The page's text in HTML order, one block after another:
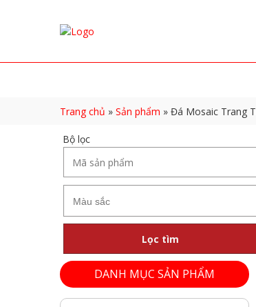
Trang chủ » Sản phẩm » Đá Mosaic Trang
Bộ lọc
Lọc tìm
DANH MỤC SẢN PHẨM